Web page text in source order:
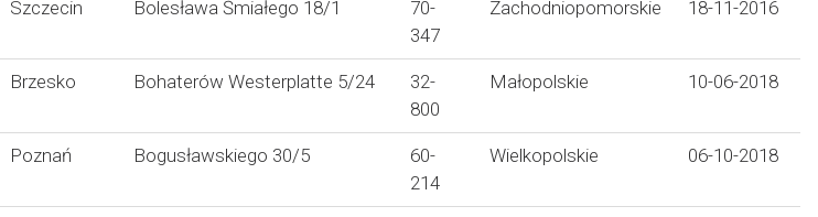
Szczecin Bolesława Śmiałego 18/1
70-
347
Zachodniopomorskie 18-11-2016
Brzesko Bohaterów Westerplatte 5/24
32-
800
Małopolskie 10-06-2018
Poznań Bogusławskiego 30/5
60-
214
Wielkopolskie 06-10-2018